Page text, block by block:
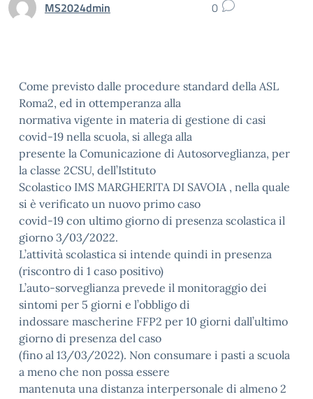
MS2024dmin 0
Come previsto dalle procedure standard della ASL
Roma2, ed in ottemperanza alla
normativa vigente in materia di gestione di casi
covid-19 nella scuola, si allega alla
presente la Comunicazione di Autosorveglianza, per
la classe 2CSU, dell’Istituto
Scolastico IMS MARGHERITA DI SAVOIA , nella quale
si è verificato un nuovo primo caso
covid-19 con ultimo giorno di presenza scolastica il
giorno 3/03/2022.
L’attività scolastica si intende quindi in presenza
(riscontro di 1 caso positivo)
L’auto-sorveglianza prevede il monitoraggio dei
sintomi per 5 giorni e l’obbligo di
indossare mascherine FFP2 per 10 giorni dall’ultimo
giorno di presenza del caso
(fino al 13/03/2022). Non consumare i pasti a scuola
a meno che non possa essere
mantenuta una distanza interpersonale di almeno 2